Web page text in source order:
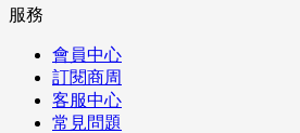
服務
會員中心
訂閱商周
客服中心
常見問題